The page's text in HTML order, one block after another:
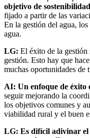
objetivo de
fijado a partir de las
En la gestión del agua,
agua.
LG: El éxito de la gestión
gestión. Esto hay que
muchas oportunidades de
AI: Un enfoque de éxito
seguir mejorando la
los objetivos comunes y
viabilidad rural y el buen
LG: Es difícil adivinar el